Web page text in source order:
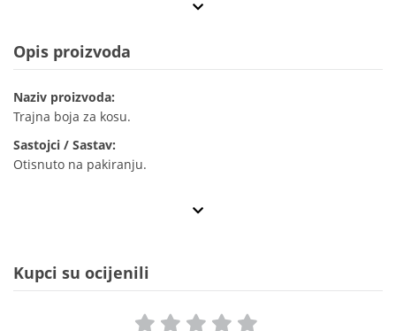
Opis proizvoda
Naziv proizvoda:
Trajna boja za kosu.
Sastojci / Sastav:
Otisnuto na pakiranju.
Kupci su ocijenili